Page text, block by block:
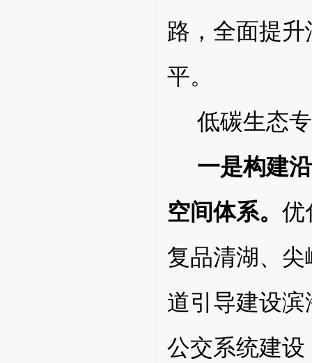
路，全面提
平。
低碳生态
一是构建
空间体系。 优
复品清湖、 尖
道引导建设
公交系统建